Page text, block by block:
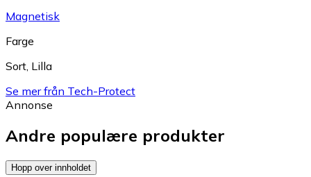
Magnetisk
Farge
Sort Lilla
Se mer från Tech-Protect
Annonse
Andre populære produkter
Hopp over innholdet